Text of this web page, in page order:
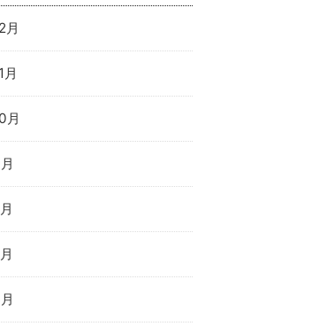
月
月